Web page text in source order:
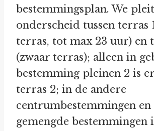
bestemmingsplan. We
onderscheid tussen terras
terras, tot max 23 uur) en
(zwaar terras); alleen in
bestemming pleinen 2 is
terras 2; in de andere
centrumbestemmingen en
gemengde bestemmingen